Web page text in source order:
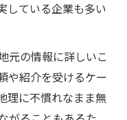
している企業も多い
元の情報に詳しいこ
や紹介を受けるケー
理に不慣れなまま無